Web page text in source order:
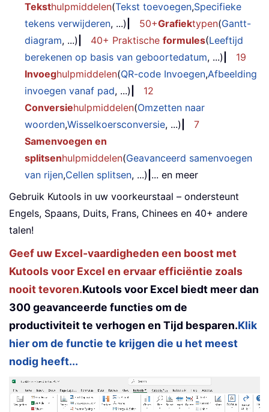
Teksthulpmiddelen(Tekst toevoegen,Specifieke
tekens verwijderen, ...) 50+Grafiektypen(Gantt-
diagram, ...) 40+ Praktische formules(Leeftijd
berekenen op basis van geboortedatum, ...)
19
Invoeghulpmiddelen(QR-code Invoegen,Afbeelding
invoegen vanaf pad, ...)
12
Conversiehulpmiddelen(Omzetten naar
woorden,Wisselkoersconversie, ...)
7
Samenvoegen en
splitsenhulpmiddelen(Geavanceerd samenvoegen
van rijen,Cellen splitsen, ...) ... en meer
Gebruik Kutools in uw voorkeurstaal – ondersteunt
Engels, Spaans, Duits, Frans, Chinees en 40+ andere
talen!
Geef uw Excel-vaardigheden een boost met
Kutools voor Excel en ervaar efficiëntie zoals
nooit tevoren.Kutools voor Excel biedt meer dan
300 geavanceerde functies om de
productiviteit te verhogen en Tijd besparen.Klik
hier om de functie te krijgen die u het meest
nodig heeft...